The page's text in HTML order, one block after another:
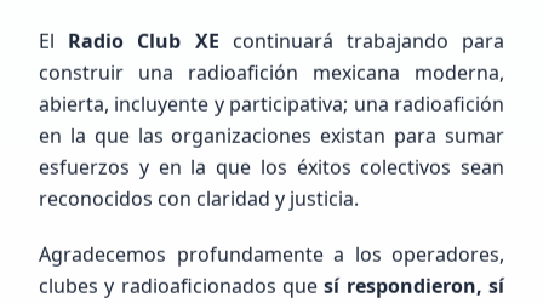
El Radio Club XE continuará trabajando para
construir una radioafición mexicana moderna,
abierta, incluyente y participativa; una radioafición
en la que las organizaciones existan para sumar
esfuerzos y en la que los éxitos colectivos sean
reconocidos con claridad y justicia.
Agradecemos profundamente a los operadores,
clubes y radioaficionados quesí respondieron, sí